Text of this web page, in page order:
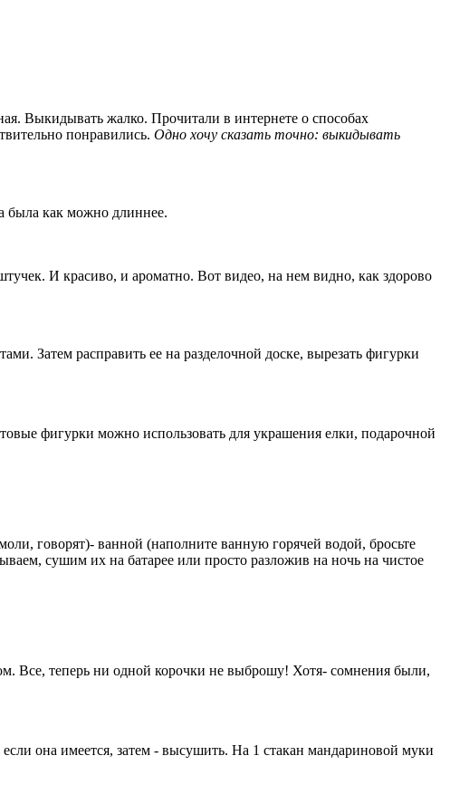
Выкидывать жалко. Прочитали в интернете о способах
понравились. Одно хочу сказать точно: выкидывать
была как можно длиннее.
И красиво, и ароматно. Вот видео, на нем видно, как здорово
Затем расправить ее на разделочной доске, вырезать фигурки
фигурки можно использовать для украшения елки, подарочной
говорят)- ванной (наполните ванную горячей водой, бросьте
сушим их на батарее или просто разложив на ночь на чистое
Все, теперь ни одной корочки не выброшу! Хотя- сомнения были,
она имеется, затем - высушить. На 1 стакан мандариновой муки